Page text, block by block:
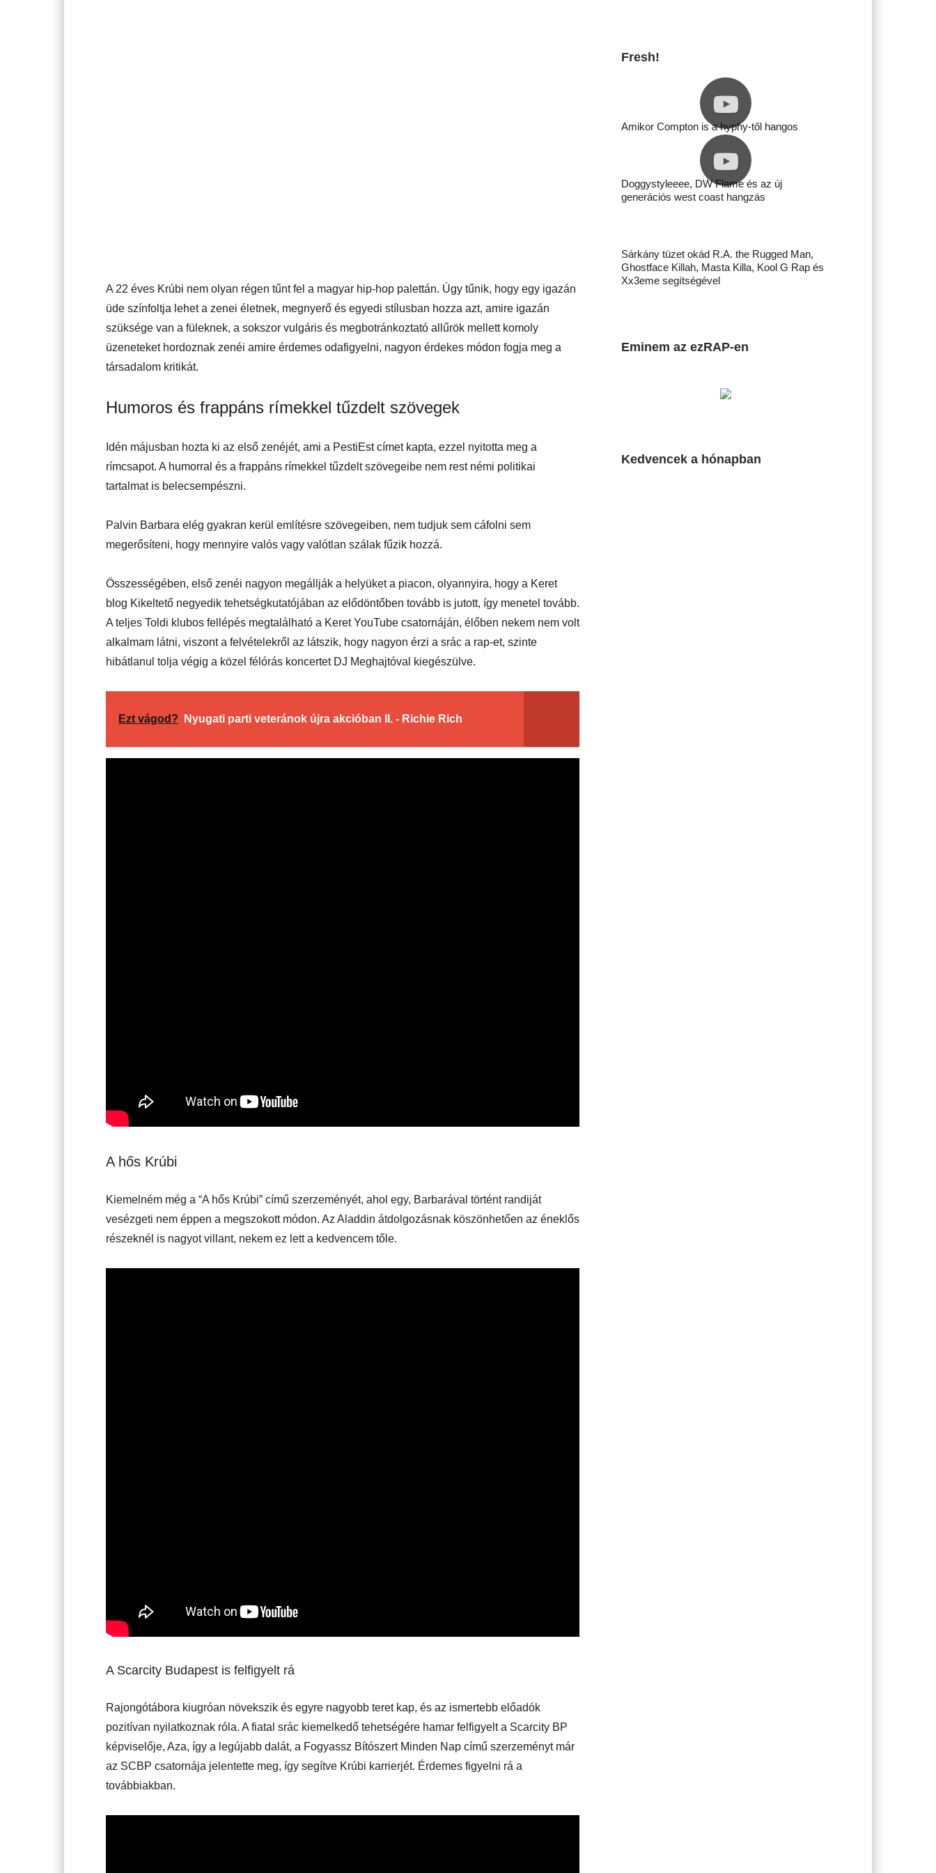
A 22 éves Krúbi nem olyan régen tűnt fel a magyar hip-hop palettán. Úgy tűnik, hogy egy igazán
üde színfoltja lehet a zenei életnek, megnyerő és egyedi stílusban hozza azt, amire igazán
szüksége van a füleknek, a sokszor vulgáris és megbotránkoztató allűrök mellett komoly
üzeneteket hordoznak zenéi amire érdemes odafigyelni, nagyon érdekes módon fogja meg a
társadalom kritikát.
Humoros és frappáns rímekkel tűzdelt szövegek
Idén májusban hozta ki az első zenéjét, ami a PestiEst címet kapta, ezzel nyitotta meg a
rímcsapot. A humorral és a frappáns rímekkel tűzdelt szövegeibe nem rest némi politikai
tartalmat is belecsempészni.
Palvin Barbara elég gyakran kerül említésre szövegeiben, nem tudjuk sem cáfolni sem
megerősíteni, hogy mennyire valós vagy valótlan szálak fűzik hozzá.
Összességében, első zenéi nagyon megállják a helyüket a piacon, olyannyira, hogy a Keret
blog Kikeltető negyedik tehetségkutatójában az elődöntőben tovább is jutott, így menetel tovább.
A teljes Toldi klubos fellépés megtalálható a Keret YouTube csatornáján, élőben nekem nem volt
alkalmam látni, viszont a felvételekről az látszik, hogy nagyon érzi a srác a rap-et, szinte
hibátlanul tolja végig a közel félórás koncertet DJ Meghajtóval kiegészülve.
Ezt vágod? Nyugati parti veteránok újra akcióban II. - Richie Rich
A hős Krúbi
Kiemelném még a “A hős Krúbi” című szerzeményét, ahol egy, Barbarával történt randiját
vesézgeti nem éppen a megszokott módon. Az Aladdin átdolgozásnak köszönhetően az éneklős
részeknél is nagyot villant, nekem ez lett a kedvencem tőle.
A Scarcity Budapest is felfigyelt rá
Rajongótábora kiugróan növekszik és egyre nagyobb teret kap, és az ismertebb előadók
pozitívan nyilatkoznak róla. A fiatal srác kiemelkedő tehetségére hamar felfigyelt a Scarcity BP
képviselője, Aza, így a legújabb dalát, a Fogyassz Bítószert Minden Nap című szerzeményt már
az SCBP csatornája jelentette meg, így segítve Krúbi karrierjét. Érdemes figyelni rá a
továbbiakban.
Fresh!
Amikor Compton is a hyphy-től hangos
Doggystyleeee, DW Flame és az új
generációs west coast hangzás
Sárkány tüzet okád R.A. the Rugged Man,
Ghostface Killah, Masta Killa, Kool G Rap és
Xx3eme segítségével
Eminem az ezRAP-en
Kedvencek a hónapban